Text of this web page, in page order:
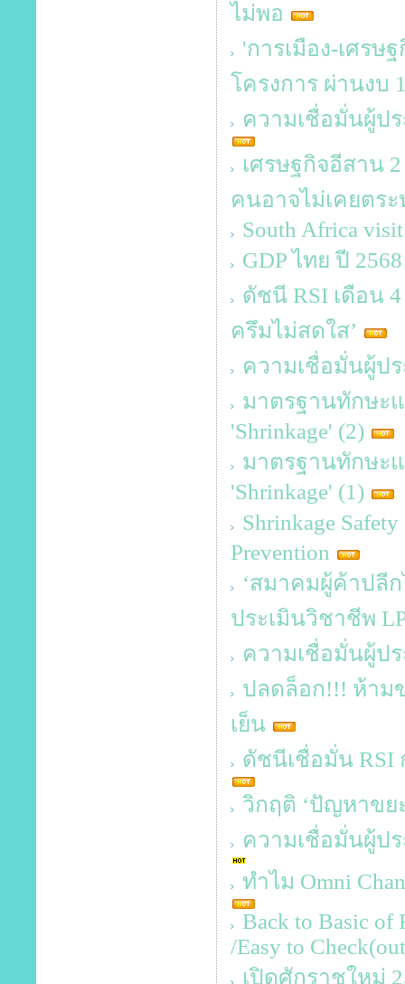
ไม่พอ
'การเมือง-เศรษ
โครงการ ผ่านงบ
ความเชื่อมั่นผู้ป
เศรษฐกิจอีสาน
คนอาจไม่เคยตร
South Africa
GDP ไทย ปี
ดัชนี RSI เดือน
ครึมไม่สดใส’
ความเชื่อมั่นผู้ป
มาตรฐานทักษะ
'Shrinkage' (2)
มาตรฐานทักษะ
'Shrinkage' (1)
Shrinkage
Prevention
‘สมาคมผู้ค้าปลี
ประเมินวิชาชีพ
ความเชื่อมั่นผู้ป
ปลดล็อก!!! ห้าม
เย็น
ดัชนีเชื่อมั่น RSI
วิกฤติ ‘ปัญหาขย
ความเชื่อมั่นผู้ป
ทำไม Omni
Back to Basic of
/Easy to
เปิดศักราชใหม่